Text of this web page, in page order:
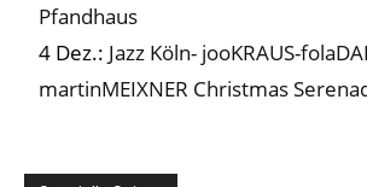
Pfandhaus
4 Dez.: Jazz Köln- jooKRAUS-
martinMEIXNER Christmas